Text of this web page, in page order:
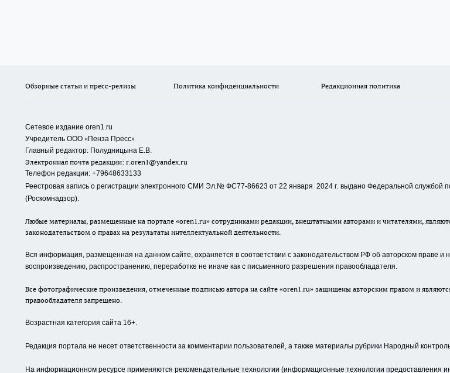
Обзорные статьи и пресс-релизы Политика конфиденциальности Редакционная политика
Сетевое издание oren1.ru
Учредитель ООО «Пенза Пресс»
Главный редактор: Полудницына Е.В.
Электронная почта редакции: r.oren1@yandex.ru
Телефон редакции: +79648633133
Реестровая запись о регистрации электронного СМИ Эл.№ ФС77-86623 от 22 января 2024 г. выдано Федеральной службой
(Роскомнадзор).
Любые материалы, размещенные на портале «oren1.ru» сотрудниками редакции, внештатными авторами и читателями,
законодательством о правах на результаты интеллектуальной деятельности.
Вся информация, размещенная на данном сайте, охраняется в соответствии с законодательством РФ об авторском праве
воспроизведению, распространению, переработке не иначе как с письменного разрешения правообладателя.
Все фотографические произведения, отмеченные подписью автора на сайте «oren1.ru» защищены авторским правом и
правообладателя запрещено.
Возрастная категория сайта 16+.
Редакция портала не несет ответственности за комментарии пользователей, а также материалы рубрики Народный
На информационном ресурсе применяются рекомендательные технологии (информационные технологии предоставления